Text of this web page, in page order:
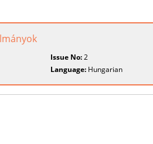
Issue No:2
Language: Hungarian